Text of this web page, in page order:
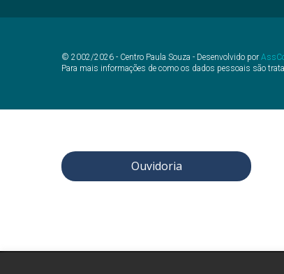
© 2002/2026 - Centro Paula Souza - Desenvolvido por
Para mais informações de como os dados pessoais são
Ouvidoria